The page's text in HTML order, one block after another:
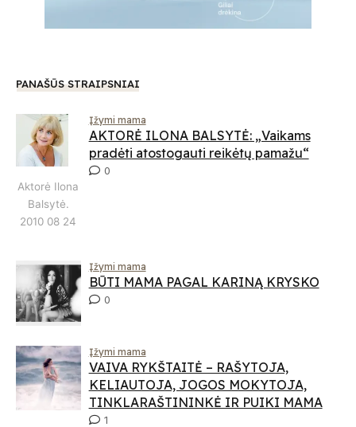
PANAŠŪS STRAIPSNIAI
Aktorė Ilona
Balsytė.
2010 08 24
Įžymi mama
AKTORĖ ILONA BALSYTĖ: „Vaikams
pradėti atostogauti reikėtų pamažu“
0
Įžymi mama
BŪTI MAMA PAGAL KARINĄ KRYSKO
0
Įžymi mama
VAIVA RYKŠTAITĖ – RAŠYTOJA,
KELIAUTOJA, JOGOS MOKYTOJA,
TINKLARAŠTININKĖ IR PUIKI MAMA
1